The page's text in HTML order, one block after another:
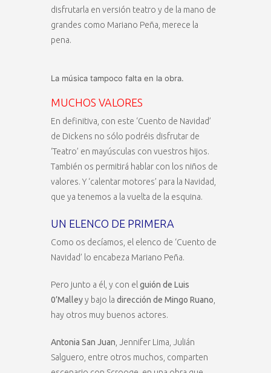
disfrutarla en versión teatro y de la mano de
grandes como Mariano Peña, merece la
pena.
La música tampoco falta en la obra.
MUCHOS VALORES
En definitiva, con este ‘Cuento de Navidad’
de Dickens no sólo podréis disfrutar de
‘Teatro’ en mayúsculas con vuestros hijos.
También os permitirá hablar con los niños de
valores. Y ‘calentar motores’ para la Navidad,
que ya tenemos a la vuelta de la esquina.
UN ELENCO DE PRIMERA
Como os decíamos, el elenco de ‘Cuento de
Navidad’ lo encabeza Mariano Peña.
Pero junto a él, y con el guión de Luis
0’Malleyy bajo la dirección de Mingo Ruano
hay otros muy buenos actores.
Antonia San Juan , Jennifer Lima, Julián
Salguero, entre otros muchos, comparten